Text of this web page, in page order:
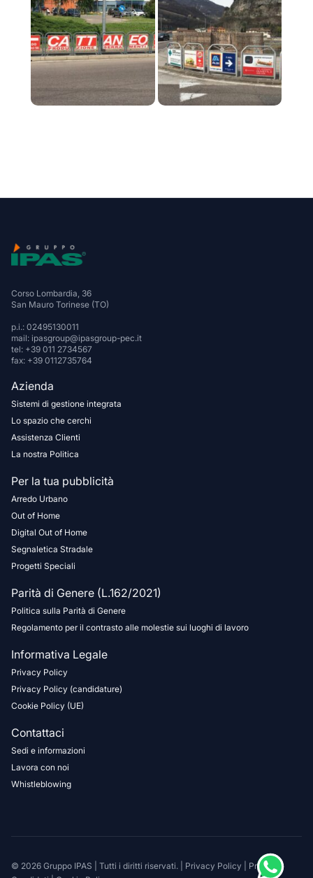
Corso Lombardia, 36
San Mauro Torinese (TO)
p.i.: 02495130011
mail: ipasgroup@ipasgroup-pec.it
tel: +39 011 2734567
fax: +39 0112735764
Azienda
Sistemi di gestione integrata
Lo spazio che cerchi
Assistenza Clienti
La nostra Politica
Per la tua pubblicità
Arredo Urbano
Out of Home
Digital Out of Home
Segnaletica Stradale
Progetti Speciali
Parità di Genere (L.162/2021)
Politica sulla Parità di Genere
Regolamento per il contrasto alle molestie sui luoghi di lavoro
Informativa Legale
Privacy Policy
Privacy Policy (candidature)
Cookie Policy (UE)
Contattaci
Sedi e informazioni
Lavora con noi
Whistleblowing
© 2026 Gruppo IPAS | Tutti i diritti riservati. | Privacy Policy
Privacy